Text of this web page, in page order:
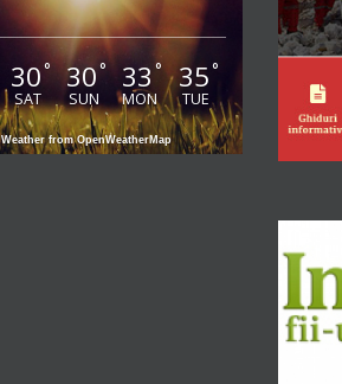
30°
SAT
30°
SUN
33 °
MON
35°
TUE
Weather from OpenWeatherMap